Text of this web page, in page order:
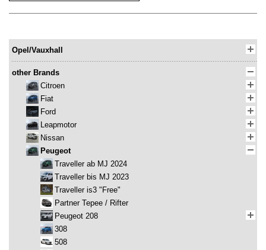
Opel/Vauxhall
other Brands
Citroen
Fiat
Ford
Leapmotor
Nissan
Peugeot
Traveller ab MJ 2024
Traveller bis MJ 2023
Traveller is3 "Free"
Partner Tepee / Rifter
Peugeot 208
308
508